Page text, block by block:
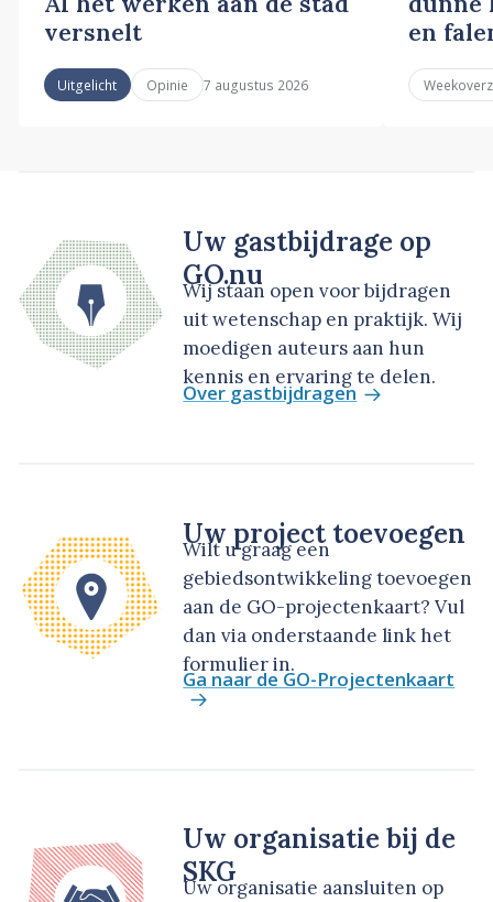
versnelt
Uitgelicht Opinie 7 augustus 2026
en
Uw gastbijdrage op
GO.nu
Wij staan open voor bijdragen
uit wetenschap en praktijk. Wij
moedigen auteurs aan hun
kennis en ervaring te delen.
Over gastbijdragen
Uw project toevoegen
Wilt u graag een
gebiedsontwikkeling toevoegen
aan de GO-projectenkaart? Vul
dan via onderstaande link het
formulier in.
Ga naar de GO-Projectenkaart
Uw organisatie bij de
SKG
Uw organisatie aansluiten op